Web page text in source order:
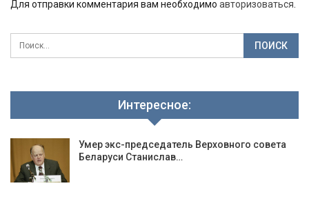
Для отправки комментария вам необходимо авторизоваться.
Интересное:
Умер экс-председатель Верховного совета
Беларуси Станислав…